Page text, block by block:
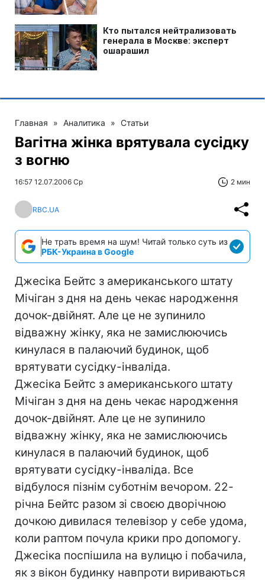
Главная » Аналитика » Статьи
Вагітна жінка врятувала сусідку
з вогню
16:57 12.07.2006 Ср 2 мин
RBC.UA
Не трать время на шум! Читай только суть из
РБК-Украина в Google
Джесіка Бейтс з американського штату
Мічіган з дня на день чекає народження
дочок-двійнят. Але це не зупинило
відважну жінку, яка не замислюючись
кинулася в палаючий будинок, щоб
врятувати сусідку-інваліда.
Джесіка Бейтс з американського штату
Мічіган з дня на день чекає народження
дочок-двійнят. Але це не зупинило
відважну жінку, яка не замислюючись
кинулася в палаючий будинок, щоб
врятувати сусідку-інваліда. Все
відбулося пізнім суботнім вечором. 22-
річна Бейтс разом зі своєю дворічною
дочкою дивилася телевізор у себе удома,
коли раптом почула крики про допомогу.
Джесіка поспішила на вулицю і побачила,
як з вікон будинку навпроти вириваються